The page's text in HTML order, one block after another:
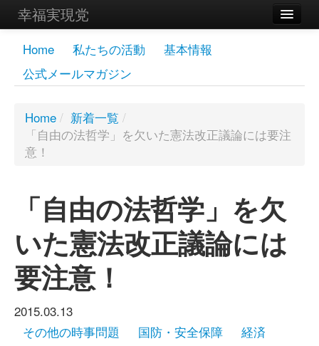
幸福実現党
メンバーズページ
党員
お問い合わせ
Home 私たちの活動
基本情報
公式メールマガジン
Home / 新着一覧 /
「自由の法哲学」を欠いた憲法改正議論には要注
意！
「自由の法哲学」を欠
いた憲法改正議論には
要注意！
2015.03.13
その他の時事問題
国防・安全保障
経済